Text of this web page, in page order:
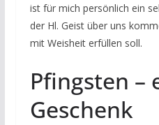
ist für mich persönlich ein
der Hl. Geist über uns
mit Weisheit erfüllen soll.
Pfingsten –
Geschenk